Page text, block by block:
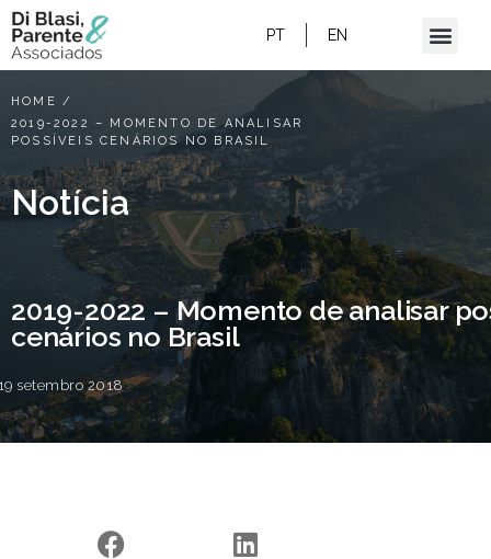
PT EN
HOME /
2019-2022 – MOMENTO DE ANALISAR
POSSÍVEIS CENÁRIOS NO BRASIL
Notícia
2019-2022 – Momento de analisar
cenários no Brasil
setembro 2018